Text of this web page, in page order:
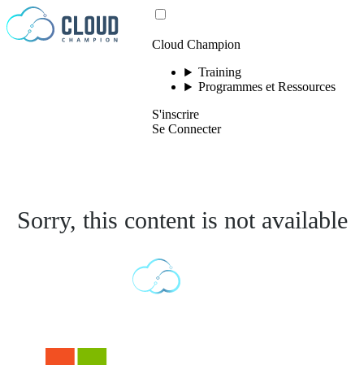
Passer au contenu
Cloud Champion
Training
Programmes et Ressources
S'inscrire
Se Connecter
Sorry, this content is not available